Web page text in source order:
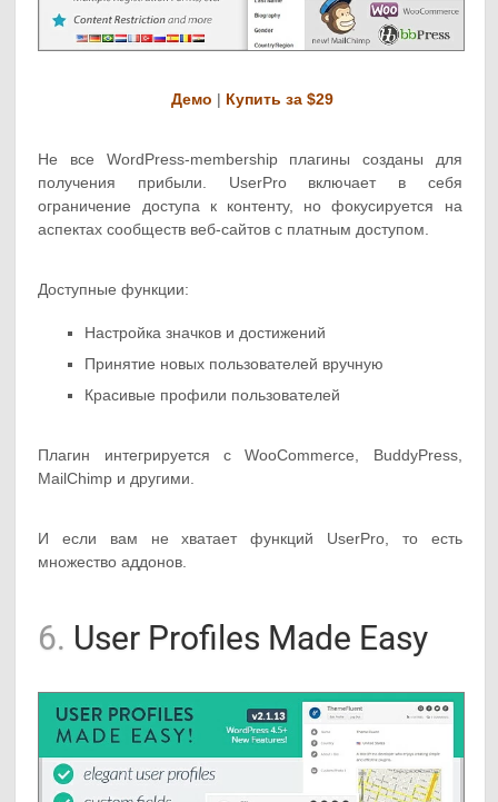
Демо | Купить за $29
Не все WordPress-membership плагины созданы для
получения прибыли. UserPro включает в себя
ограничение доступа к контенту, но фокусируется на
аспектах сообществ веб-сайтов с платным доступом.
Доступные функции:
Настройка значков и достижений
Принятие новых пользователей вручную
Красивые профили пользователей
Плагин интегрируется с WooCommerce, BuddyPress,
MailChimp и другими.
И если вам не хватает функций UserPro, то есть
множество аддонов.
6. User Profiles Made Easy